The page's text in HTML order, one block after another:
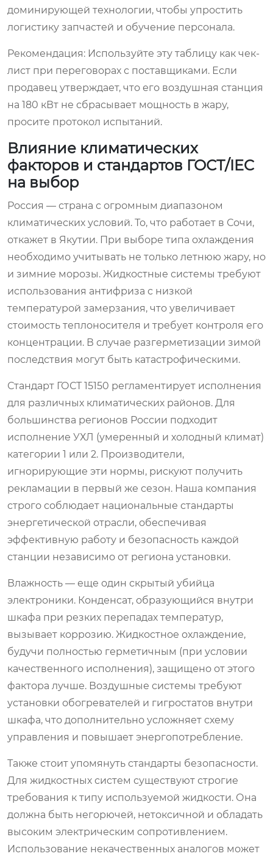
доминирующей технологии, чтобы упростить
логистику запчастей и обучение персонала.
Рекомендация: Используйте эту таблицу как чек-
лист при переговорах с поставщиками. Если
продавец утверждает, что его воздушная станция
на 180 кВт не сбрасывает мощность в жару,
просите протокол испытаний.
Влияние климатических
факторов и стандартов ГОСТ/IEC
на выбор
Россия — страна с огромным диапазоном
климатических условий. То, что работает в Сочи,
откажет в Якутии. При выборе типа охлаждения
необходимо учитывать не только летнюю жару, но
и зимние морозы. Жидкостные системы требуют
использования антифриза с низкой
температурой замерзания, что увеличивает
стоимость теплоносителя и требует контроля его
концентрации. В случае разгерметизации зимой
последствия могут быть катастрофическими.
Стандарт ГОСТ 15150 регламентирует исполнения
для различных климатических районов. Для
большинства регионов России подходит
исполнение УХЛ (умеренный и холодный климат)
категории 1 или 2. Производители,
игнорирующие эти нормы, рискуют получить
рекламации в первый же сезон. Наша компания
строго соблюдает национальные стандарты
энергетической отрасли, обеспечивая
эффективную работу и безопасность каждой
станции независимо от региона установки.
Влажность — еще один скрытый убийца
электроники. Конденсат, образующийся внутри
шкафа при резких перепадах температур,
вызывает коррозию. Жидкостное охлаждение,
будучи полностью герметичным (при условии
качественного исполнения), защищено от этого
фактора лучше. Воздушные системы требуют
установки обогревателей и гигростатов внутри
шкафа, что дополнительно усложняет схему
управления и повышает энергопотребление.
Также стоит упомянуть стандарты безопасности.
Для жидкостных систем существуют строгие
требования к типу используемой жидкости. Она
должна быть негорючей, нетоксичной и обладать
высоким электрическим сопротивлением.
Использование некачественных аналогов может